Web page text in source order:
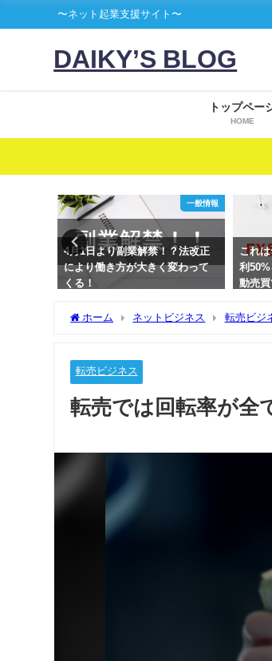
〜ネット起業支援サイト〜
DAIKY’S BLOG
トップペー
HOME
一般情報
副業解禁！？法改正
方が大きく変わって
これはヤバイ！【完全無料】
利50%を叩き出せる驚異のFX
動売買ツールの詳細とは！？
ホーム ネットビジネス 転売ビジ
転売ビジネス
転売では回転率が全